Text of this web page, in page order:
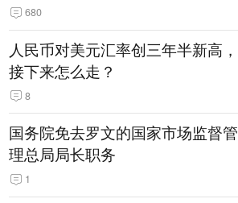
680
人民币对美元汇率创三年半新高，
接下来怎么走？
8
国务院免去罗文的国家市场监督管
理总局局长职务
1